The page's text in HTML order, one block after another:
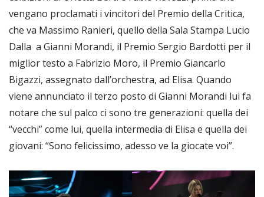
vengano proclamati i vincitori del Premio della Critica,
che va Massimo Ranieri, quello della Sala Stampa Lucio
Dalla a Gianni Morandi, il Premio Sergio Bardotti per il
miglior testo a Fabrizio Moro, il Premio Giancarlo
Bigazzi, assegnato dall’orchestra, ad Elisa. Quando
viene annunciato il terzo posto di Gianni Morandi lui fa
notare che sul palco ci sono tre generazioni: quella dei
“vecchi” come lui, quella intermedia di Elisa e quella dei
giovani: “Sono felicissimo, adesso ve la giocate voi”.